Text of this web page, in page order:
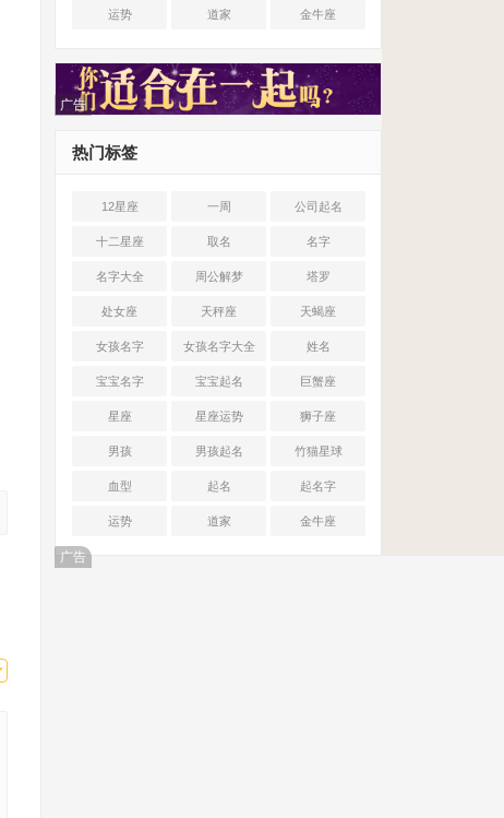
运势 道家 金牛座
广告
热门标签
12星座 一周 公司起名
十二星座 取名 名字
名字大全 周公解梦 塔罗
处女座 天秤座 天蝎座
女孩名字 女孩名字大全 姓名
宝宝名字 宝宝起名 巨蟹座
星座 星座运势 狮子座
男孩 男孩起名 竹猫星球
血型 起名 起名字
运势 道家 金牛座
广告